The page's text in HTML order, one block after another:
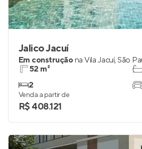
Jalico Jacuí
Em construçãona Vila Jacuí,São
52 m²
2
Venda a partir de
R$ 408.121